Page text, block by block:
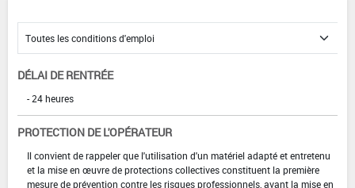
DÉLAI DE RENTRÉE
- 24 heures
PROTECTION DE L'OPÉRATEUR
Il convient de rappeler que l'utilisation d'un matériel adapté et entretenu
et la mise en œuvre de protections collectives constituent la première
mesure de prévention contre les risques professionnels, avant la mise en